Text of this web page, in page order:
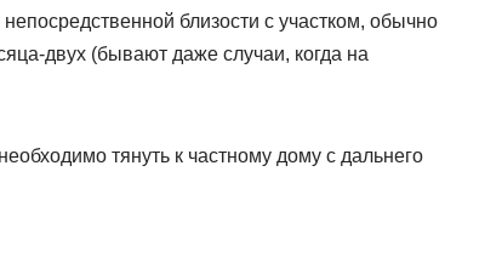
близости с участком, обычно
двух (бывают даже случаи, когда на
тянуть к частному дому с дальнего